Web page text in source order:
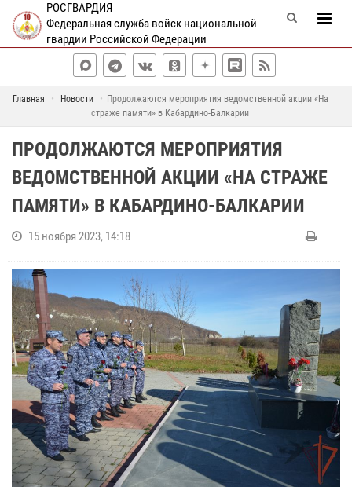
РОСГВАРДИЯ
Федеральная служба войск национальной
гвардии Российской Федерации
Главная Новости
Продолжаются мероприятия ведомственной акции «На
страже памяти» в Кабардино-Балкарии
ПРОДОЛЖАЮТСЯ МЕРОПРИЯТИЯ
ВЕДОМСТВЕННОЙ АКЦИИ «НА СТРАЖЕ
ПАМЯТИ» В КАБАРДИНО-БАЛКАРИИ
15 ноября 2023, 14:18